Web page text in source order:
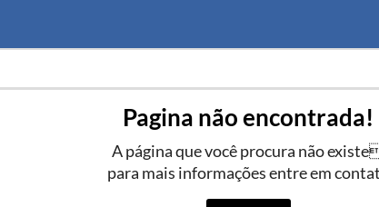
Pagina não encontrada!
A página que você procura não
para mais informações entre em